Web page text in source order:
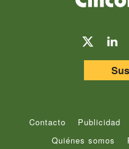
Contacto Publicidad
Quiénes somos